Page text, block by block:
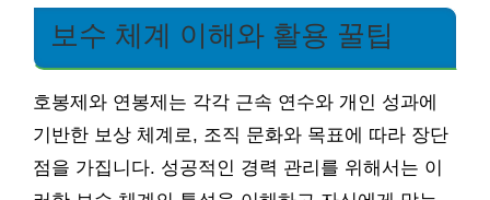
보수 체계 이해와 활용 꿀팁
호봉제와 연봉제는 각각 근속 연수와 개인 성과에
기반한 보상 체계로, 조직 문화와 목표에 따라 장단
점을 가집니다. 성공적인 경력 관리를 위해서는 이